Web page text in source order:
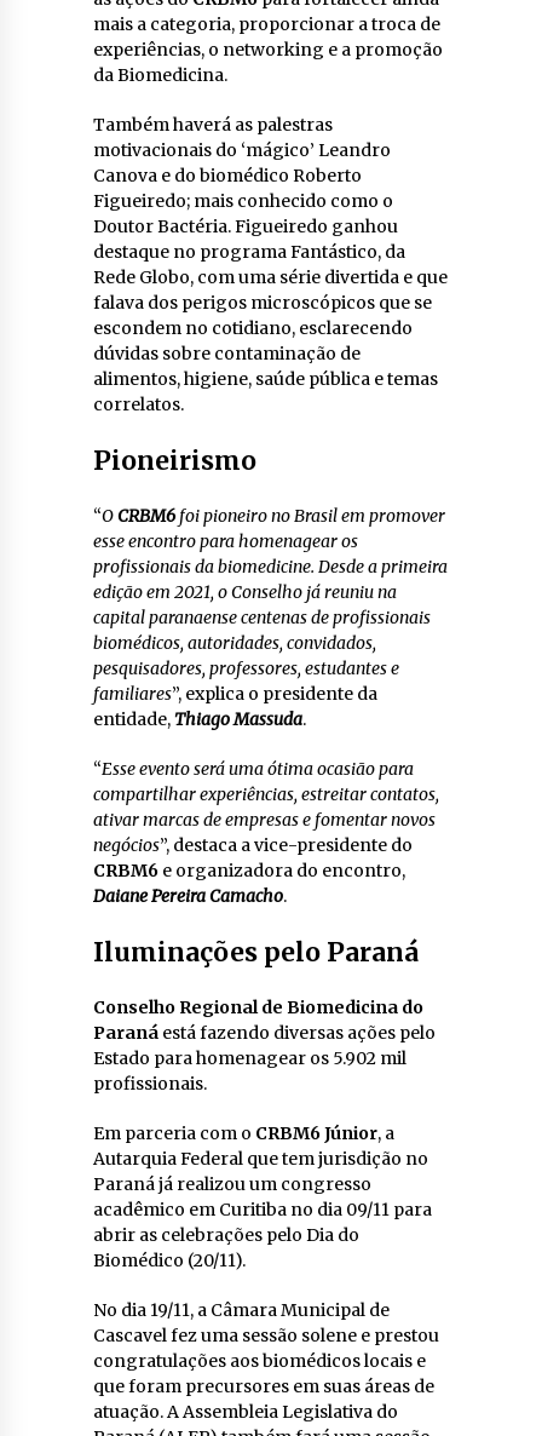
mais a categoria, proporcionar a troca de
experiências, o networking e a promoção
da Biomedicina.
Também haverá as palestras
motivacionais do ‘mágico’ Leandro
Canova e do biomédico Roberto
Figueiredo; mais conhecido como o
Doutor Bactéria. Figueiredo ganhou
destaque no programa Fantástico, da
Rede Globo, com uma série divertida e que
falava dos perigos microscópicos que se
escondem no cotidiano, esclarecendo
dúvidas sobre contaminação de
alimentos, higiene, saúde pública e temas
correlatos.
Pioneirismo
“OCRBM6foi pioneiro no Brasil em promover
esse encontro para homenagear os
profissionais da biomedicine. Desde a primeira
edição em 2021, o Conselho já reuniu na
capital paranaense centenas de profissionais
biomédicos, autoridades, convidados,
pesquisadores, professores, estudantes e
familiares”, explica o presidente da
entidade,Thiago Massuda.
“Esse evento será uma ótima ocasião para
compartilhar experiências, estreitar contatos,
ativar marcas de empresas e fomentar novos
negócios”, destaca a vice-presidente do
CRBM6e organizadora do encontro,
Daiane Pereira Camacho.
Iluminações pelo Paraná
Conselho Regional de Biomedicina do
Paranáestá fazendo diversas ações pelo
Estado para homenagear os 5.902 mil
profissionais.
Em parceria com o CRBM6Júnior, a
Autarquia Federal que tem jurisdição no
Paraná já realizou um congresso
acadêmico em Curitiba no dia 09/11 para
abrir as celebrações pelo Dia do
Biomédico (20/11).
No dia 19/11, a Câmara Municipal de
Cascavel fez uma sessão solene e prestou
congratulações aos biomédicos locais e
que foram precursores em suas áreas de
atuação. A Assembleia Legislativa do